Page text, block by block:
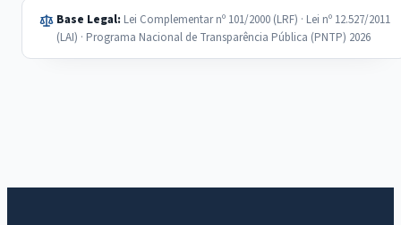
Base Legal: Lei Complementar nº 101/2000 (LRF) · Lei nº 12.527/2011
(LAI) · Programa Nacional de Transparência Pública (PNTP) 2026